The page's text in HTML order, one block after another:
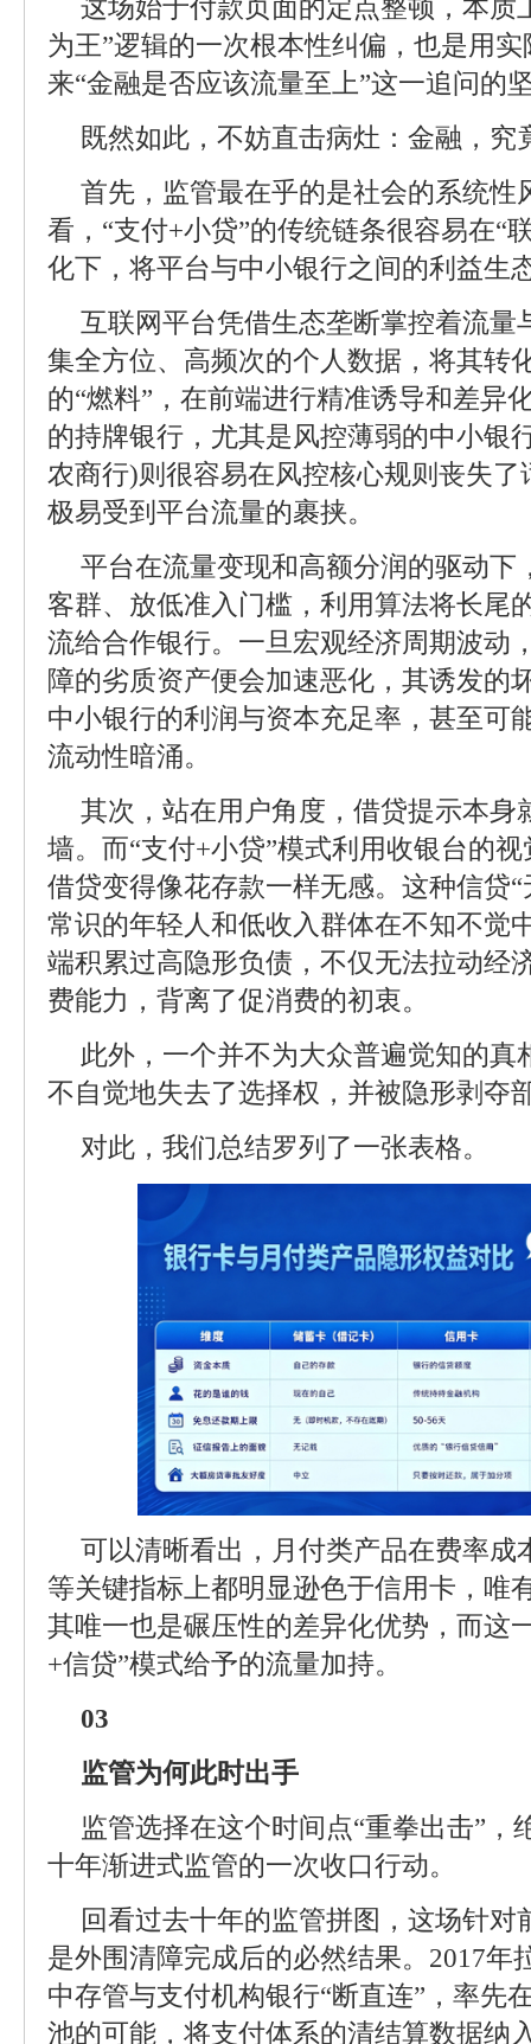
这场始于付款页面的定点整顿，本质
为王”逻辑的一次根本性纠偏，也是用
来“金融是否应该流量至上”这一追问的
既然如此，不妨直击病灶：金融，究
首先，监管最在乎的是社会的系统性
看，“支付+小贷”的传统链条很容易在“
化下，将平台与中小银行之间的利益生
互联网平台凭借生态垄断掌控着流量
集全方位、高频次的个人数据，将其转
的“燃料”，在前端进行精准诱导和差异
的持牌银行，尤其是风控薄弱的中小银
农商行)则很容易在风控核心规则丧失
极易受到平台流量的裹挟。
平台在流量变现和高额分润的驱动下
客群、放低准入门槛，利用算法将长尾
流给合作银行。一旦宏观经济周期波动
障的劣质资产便会加速恶化，其诱发的
中小银行的利润与资本充足率，甚至可
流动性暗涌。
其次，站在用户角度，借贷提示本身
墙。而“支付+小贷”模式利用收银台的
借贷变得像花存款一样无感。这种信贷
常识的年轻人和低收入群体在不知不觉
端积累过高隐形负债，不仅无法拉动经
费能力，背离了促消费的初衷。
此外，一个并不为大众普遍觉知的真
不自觉地失去了选择权，并被隐形剥夺
对此，我们总结罗列了一张表格。
可以清晰看出，月付类产品在费率成
等关键指标上都明显逊色于信用卡，唯
其唯一也是碾压性的差异化优势，而这
+信贷”模式给予的流量加持。
03
监管为何此时出手
监管选择在这个时间点“重拳出击”，
十年渐进式监管的一次收口行动。
回看过去十年的监管拼图，这场针对
是外围清障完成后的必然结果。2017年
中存管与支付机构银行“断直连”，率先
池的可能，将支付体系的清结算数据纳